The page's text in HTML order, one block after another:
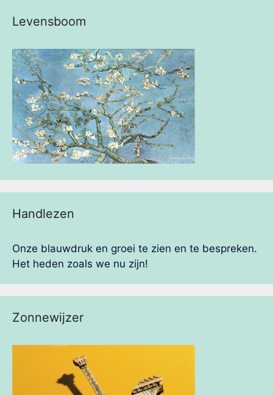
Levensboom
Handlezen
Onze blauwdruk en groei te zien en te bespreken.
Het heden zoals we nu zijn!
Zonnewijzer